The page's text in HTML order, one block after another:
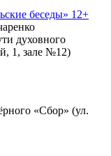
беседы» 12+
духовного
1, зале №12)
«Сбор» (ул.